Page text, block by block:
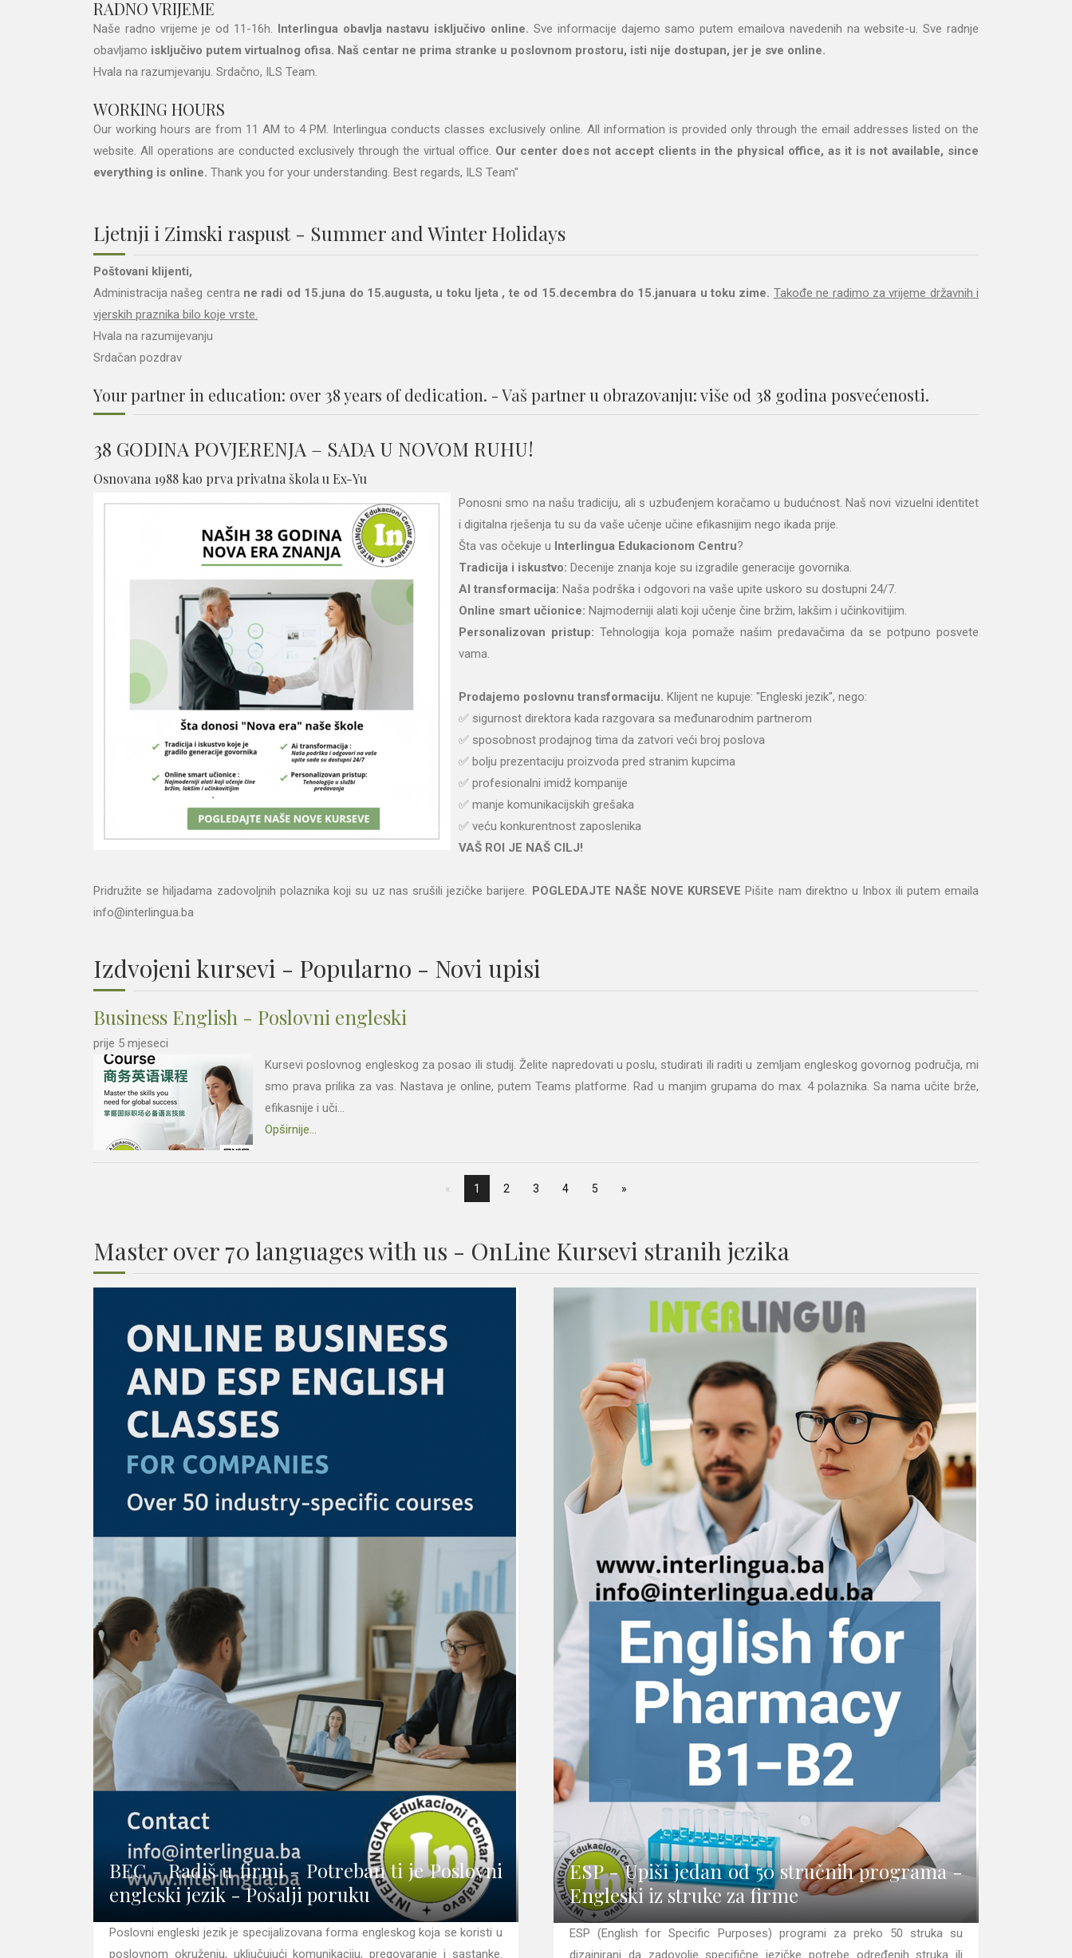
RADNO VRIJEME
Naše radno vrijeme je od 11-16h. Interlingua obavlja nastavu isključivo online. Sve informacije dajemo samo putem emailova navedenih na website-u. Sve radnje
obavljamo isključivo putem virtualnog ofisa. Naš centar ne prima stranke u poslovnom prostoru, isti nije dostupan, jer je sve online.
Hvala na razumjevanju. Srdačno, ILS Team.
WORKING HOURS
Our working hours are from 11 AM to 4 PM. Interlingua conducts classes exclusively online. All information is provided only through the email addresses listed on the
website. All operations are conducted exclusively through the virtual office. Our center does not accept clients in the physical office, as it is not available, since
everything is online. Thank you for your understanding. Best regards, ILS Team"
Ljetnji i Zimski raspust - Summer and Winter Holidays
Poštovani klijenti,
Administracija našeg centra ne radi od 15.juna do 15.augusta, u toku ljeta , te od 15.decembra do 15.januara u toku zime. Takođe ne radimo za vrijeme državnih i
vjerskih praznika bilo koje vrste.
Hvala na razumijevanju
Srdačan pozdrav
Your partner in education: over 38 years of dedication. - Vaš partner u obrazovanju: više od 38 godina posvećenosti.
38 GODINA POVJERENJA – SADA U NOVOM RUHU!
Osnovana 1988 kao prva privatna škola u Ex-Yu
Ponosni smo na našu tradiciju, ali s uzbuđenjem koračamo u budućnost. Naš novi vizuelni identitet
i digitalna rješenja tu su da vaše učenje učine efikasnijim nego ikada prije.
Šta vas očekuje u Interlingua Edukacionom Centru?
Tradicija i iskustvo: Decenije znanja koje su izgradile generacije govornika.
AI transformacija: Naša podrška i odgovori na vaše upite uskoro su dostupni 24/7.
Online smart učionice: Najmoderniji alati koji učenje čine bržim, lakšim i učinkovitijim.
Personalizovan pristup: Tehnologija koja pomaže našim predavačima da se potpuno posvete
vama.
Prodajemo poslovnu transformaciju. Klijent ne kupuje: "Engleski jezik", nego:
✅ sigurnost direktora kada razgovara sa međunarodnim partnerom
✅ sposobnost prodajnog tima da zatvori veći broj poslova
✅ bolju prezentaciju proizvoda pred stranim kupcima
✅ profesionalni imidž kompanije
✅ manje komunikacijskih grešaka
✅ veću konkurentnost zaposlenika
VAŠ ROI JE NAŠ CILJ!
Pridružite se hiljadama zadovoljnih polaznika koji su uz nas srušili jezičke barijere. POGLEDAJTE NAŠE NOVE KURSEVE Pišite nam direktno u Inbox ili putem emaila
info@interlingua.ba
Izdvojeni kursevi - Popularno - Novi upisi
Business English - Poslovni engleski
prije 5 mjeseci
Kursevi poslovnog engleskog za posao ili studij. Želite napredovati u poslu, studirati ili raditi u zemljam engleskog govornog područja, mi
smo prava prilika za vas. Nastava je online, putem Teams platforme. Rad u manjim grupama do max. 4 polaznika. Sa nama učite brže,
efikasnije i uči...
Opširnije...
1 2 3 4 5
Master over 70 languages with us - OnLine Kursevi stranih jezika
BEC - Radiš u firmi - Potreban ti je Poslovni
engleski jezik - Pošalji poruku
Poslovni engleski jezik je specijalizovana forma engleskog koja se koristi u
poslovnom okruženju, uključujući komunikaciju, pregovaranje i sastanke.
ESP - Upiši jedan od 50 stručnih programa -
Engleski iz struke za firme
ESP (English for Specific Purposes) programi za preko 50 struka su
dizajnirani da zadovolje specifične jezičke potrebe određenih struka ili